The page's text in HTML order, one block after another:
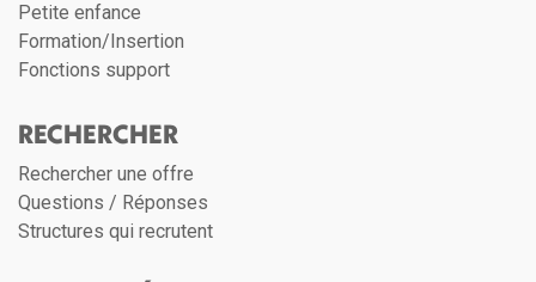
Petite enfance
Formation/Insertion
Fonctions support
RECHERCHER
Rechercher une offre
Questions / Réponses
Structures qui recrutent